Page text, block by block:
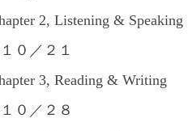
2, Listening & Speaking
０／２１
3, Reading & Writing
０ ／２８